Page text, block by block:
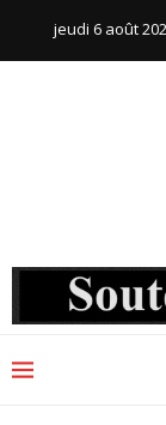
jeudi 6 août